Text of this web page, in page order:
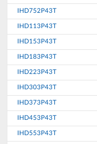
IHD752P43T
IHD113P43T
IHD153P43T
IHD183P43T
IHD223P43T
IHD303P43T
IHD373P43T
IHD453P43T
IHD553P43T